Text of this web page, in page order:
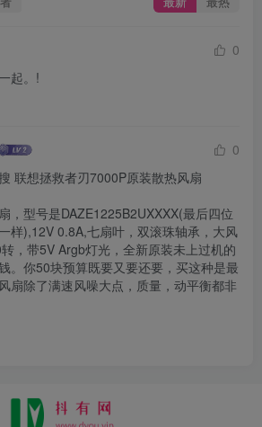
0
起。!
0
联想拯救者刃7000P原装散热风扇
，型号是DAZE1225B2UXXXX(最后四位
样),12V 0.8A,七扇叶，双滚珠轴承，大风
，带5V Argb灯光，全新原装未上过机的
。你50块预算既要又要还要，买这种是最
扇除了满速风噪大点，质量，动平衡都非